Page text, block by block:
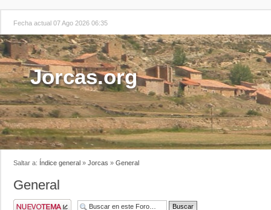
Fecha actual 07 Ago 2026 06:35
Jorcas.org
Saltar a: Índice general » Jorcas » General
General